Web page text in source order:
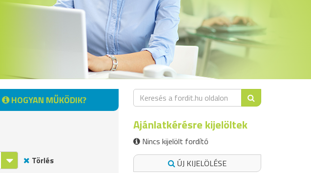
HOGYAN MŰKÖDIK?
Törlés
Ajánlatkérésre kijelöltek
Nincs kijelölt fordító
ÚJ KIJELÖLÉSE